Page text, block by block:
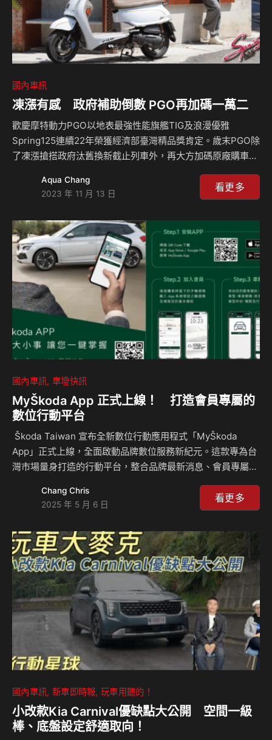
國內車訊
凍漲有感 政府補助倒數 PGO再加碼一萬二
歡慶摩特動力PGO以地表最強性能旗艦TIG及浪漫優雅
Spring125連續22年榮獲經濟部臺灣精品獎肯定。歲末PGO除
了凍漲搶搭政府汰舊換新截止列車外，再大方加碼原廠購車金
購車享原廠購車金最高補助$18,300元起，以平價實用
ZAN125試算，最低購車成本只要$57,500元起，多元分期日
送到府，給您滿滿尊榮的極致感受。 摩特動力PGO近年來在
通路上讓消費者有更貼近生活的全新感受，多元的購車管道及
優質服務的全面提升，讓您尊榮感十足！有舊車想汰舊不知道
該怎麼處理嗎？趕快找PGO…
Aqua Chang
2023 年 11 月 13 日
看更多
國內車訊 車壇快訊
MyŠkoda App 正式上線！ 打造會員專屬的
數位行動平台
Škoda Taiwan 宣布全新數位行動應用程式「MyŠkoda
App」正式上線，全面啟動品牌數位服務新紀元。這款專為台
灣市場量身打造的行動平台，整合品牌最新消息、會員專屬權
性。 專屬會員權益，開啟數位用車新生活 註冊成為
MyŠkoda App 會員，即可尊享多項品牌獨家內容與限時優
保修服務。MyŠkoda App 為 Škoda 車主打造數位生態圈，
讓每位會員都能感受更貼近、更便利的用車日常。 Škoda
Taiwan 總裁李御林表示：「MyŠkoda App 的推出，是品牌
與台…
Chang Chris
2025 年 5 月 6 日
看更多
國內車訊 新車即時報 玩車用聽的！
小改款Kia Carnival優缺點大公開 空間一級
棒、底盤設定舒適取向！